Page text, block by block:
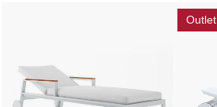
Outlet